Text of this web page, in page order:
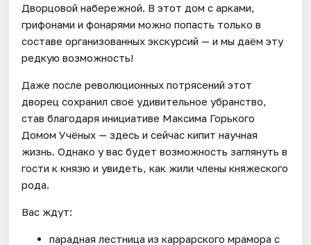
Дворцовой набережной. В этот дом с арками,
грифонами и фонарями можно попасть только в
составе организованных экскурсий — и мы даём эту
редкую возможность!
Даже после революционных потрясений этот
дворец сохранил своё удивительное убранство,
став благодаря инициативе Максима Горького
Домом Учёных — здесь и сейчас кипит научная
жизнь. Однако у вас будет возможность заглянуть в
гости к князю и увидеть, как жили члены княжеского
рода.
Вас ждут:
парадная лестница из каррарского мрамора с